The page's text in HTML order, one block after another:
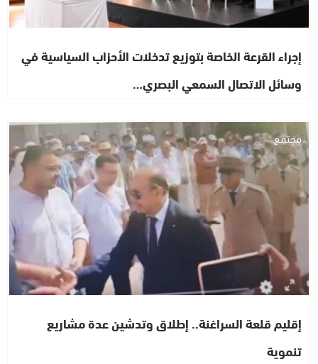
إجراء القرعة الخاصة بتوزيع تدخلات الأحزاب السياسية في
وسائل الاتصال السمعي البصري…
مجتمع
إقليم قلعة السراغنة.. إطلاق وتدشين عدة مشاريع
تنموية